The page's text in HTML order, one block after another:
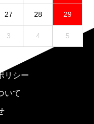
27 28 29
3 4 5
リシー
いて